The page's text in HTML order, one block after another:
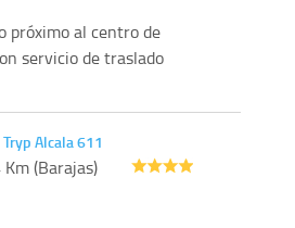
próximo al centro de
servicio de traslado
Alcala 611
Km (Barajas)